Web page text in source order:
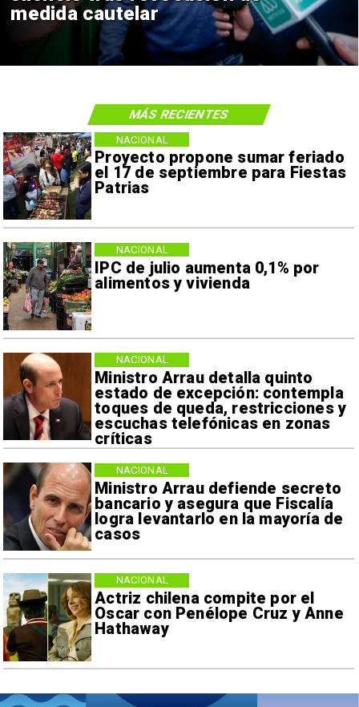
medida cautelar
Proyecto propone sumar feriado
el 17 de septiembre para Fiestas
Patrias
NACIONAL
IPC de julio aumenta 0,1% por
alimentos y vivienda
NACIONAL
Ministro Arrau detalla quinto
estado de excepción: contempla
toques de queda, restricciones y
escuchas telefónicas en zonas
críticas
NACIONAL
Ministro Arrau defiende secreto
bancario y asegura que Fiscalía
logra levantarlo en la mayoría de
casos
NACIONAL
Actriz chilena compite por el
Oscar con Penélope Cruz y Anne
Hathaway
NACIONAL
MÁS RECIENTES